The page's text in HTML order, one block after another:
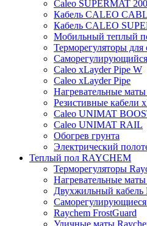
Caleo SUPERMAT 200
Кабель CALEO
Кабель CALEO
Мобильный теплый
Терморегуляторы для
Caleo xLayder Pipe W
Caleo xLayder Pipe
Нагревательные
Резистивные кабели
Caleo UNIMAT
Caleo UNIMAT RAIL
Обогрев грунта
Электрический
Теплый пол RAYCHEM
Терморегуляторы
Нагревательные
Двухжильный кабель
Raychem FrostGuard
Уличные маты